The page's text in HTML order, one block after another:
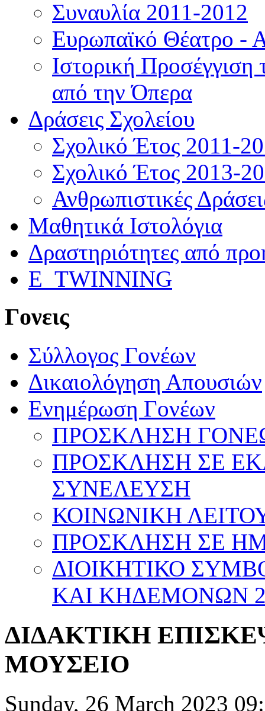
Συναυλία 2011-2012
Ευρωπαϊκό Θέατρο -
Ιστορική
από την Όπερα
Δράσεις Σχολείου
Σχολικό Έτος 2011-
Σχολικό Έτος 2013-
Ανθρωπιστικές
Μαθητικά Ιστολόγια
Δραστηριότητες από
E_TWINNING
Γονεις
Σύλλογος Γονέων
Δικαιολόγηση Απουσιών
Ενημέρωση Γονέων
ΠΡΟΣΚΛΗΣΗ
ΠΡΟΣΚΛΗΣΗ ΣΕ
ΣΥΝΕΛΕΥΣΗ
ΚΟΙΝΩΝΙΚΗ
ΠΡΟΣΚΛΗΣΗ ΣΕ
ΔΙΟΙΚΗΤΙΚΟ
ΚΑΙ ΚΗΔΕΜΟΝΩΝ
ΔΙΔΑΚΤΙΚΗ
ΜΟΥΣΕΙΟ
Sunday, 26 March 2023